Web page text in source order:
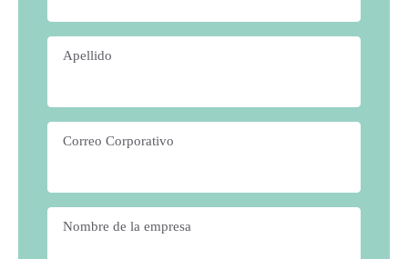
Apellido
Correo Corporativo
Nombre de la empresa